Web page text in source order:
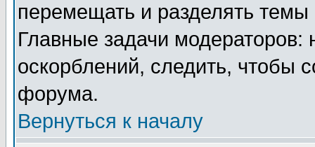
перемещать и разделять
Главные задачи
оскорблений, следить, чтобы
форума.
Вернуться к началу